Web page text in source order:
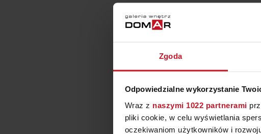
Zgoda
Odpowiedzialne wykorzystanie
Wraz z naszymi 1022 partnerami
pliki cookie, w celu wyświetlania
oczekiwaniom użytkowników i